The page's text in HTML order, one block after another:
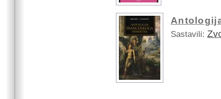
Sastavili: